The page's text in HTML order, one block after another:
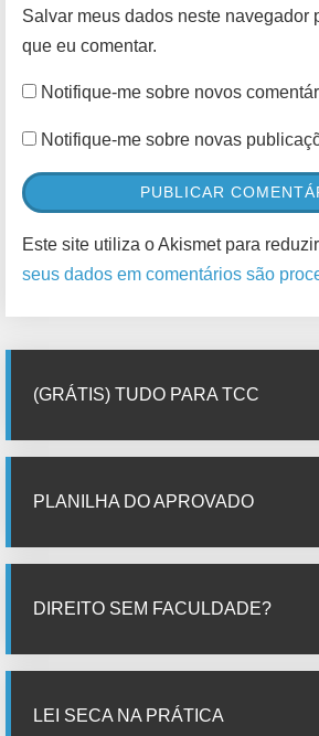
Salvar meus dados neste navegador
que eu comentar.
Notifique-me sobre novos
Notifique-me sobre novas
Este site utiliza o Akismet para
seus dados em comentários são
(GRÁTIS) TUDO PARA TCC
PLANILHA DO APROVADO
DIREITO SEM FACULDADE?
LEI SECA NA PRÁTICA